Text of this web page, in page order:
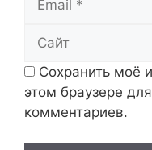
Сохранить моё
этом браузере
комментариев.